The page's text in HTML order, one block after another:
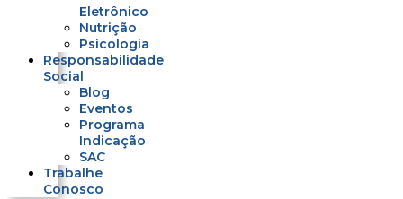
Eletrônico
Nutrição
Psicologia
Responsabilidade
Social
Blog
Eventos
Programa
Indicação
SAC
Trabalhe
Conosco